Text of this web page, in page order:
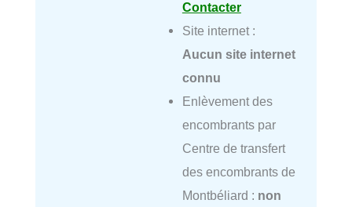
Contacter
Site internet :
Aucun site internet
connu
Enlèvement des
encombrants par
Centre de transfert
des encombrants de
Montbéliard : non